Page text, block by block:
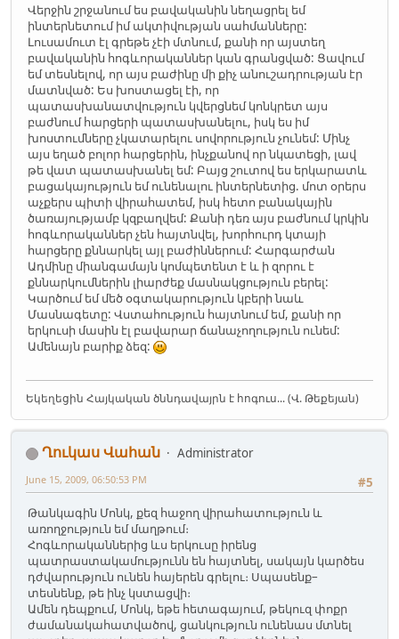
Վերջին շրջանում ես բավականին նեղացրել եմ
ինտերնետում իմ ակտիվության սահմանները:
Լուսամուտ էլ գրեթե չէի մտնում, քանի որ այստեղ
բավականին հոգևորականներ կան գրանցված: Ցավում
եմ տեսնելով, որ այս բաժինը մի քիչ անուշադրության էր
մատնված: Ես խոստացել էի, որ
պատասխանատվություն կվերցնեմ կոնկրետ այս
բաժնում հարցերի պատասխանելու, իսկ ես իմ
խոստումները չկատարելու սովորություն չունեմ: Մինչ
այս եղած բոլոր հարցերին, ինչքանով որ նկատեցի, լավ
թե վատ պատասխանել եմ: Բայց շուտով ես երկարատև
բացակայություն եմ ունենալու ինտերնետից. մոտ օրերս
աչքերս պիտի վիրահատեմ, իսկ հետո բանակային
ծառայությամբ կզբաղվեմ: Քանի դեռ այս բաժնում կրկին
հոգևորականներ չեն հայտնվել, խորհուրդ կտայի
հարցերը քննարկել այլ բաժիններում: Հարգարժան
Ադմինը միանգամայն կոմպետենտ է և ի զորու է
քննարկումներին լիարժեք մասնակցություն բերել:
Կարծում եմ մեծ օգտակարություն կբերի նաև
Մասնագետը: Վստահություն հայտնում եմ, քանի որ
երկուսի մասին էլ բավարար ճանաչողություն ունեմ:
Ամենայն բարիք ձեզ:
Եկեղեցին Հայկական ծննդավայրն է հոգուս... (Վ. Թեքեյան)
Ղուկաս Վահան
Administrator
#5
June 15, 2009, 06:50:53 PM
Թանկագին Մոնկ, քեզ հաջող վիրահատություն և
առողջություն եմ մաղթում։
Հոգևորականներից ևս երկուսը իրենց
պատրաստակամությունն են հայտնել, սակայն կարծես
դժվարություն ունեն հայերեն գրելու։ Սպասենք–
տեսնենք, թե ինչ կստացվի։
Ամեն դեպքում, Մոնկ, եթե հետագայում, թեկուզ փոքր
ժամանակահատվածով, ցանկություն ունենաս մտնել